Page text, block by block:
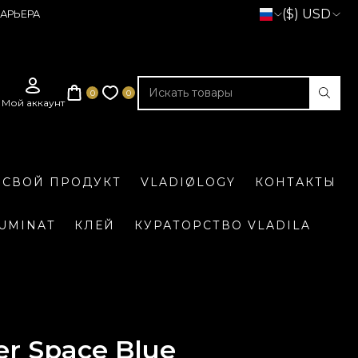
($) USD
ПРОДУКТ VLADIØLOGY КОНТАКТЫ
КЛЕЙ КУРАТОРСТВО VLADILA
Space Blue